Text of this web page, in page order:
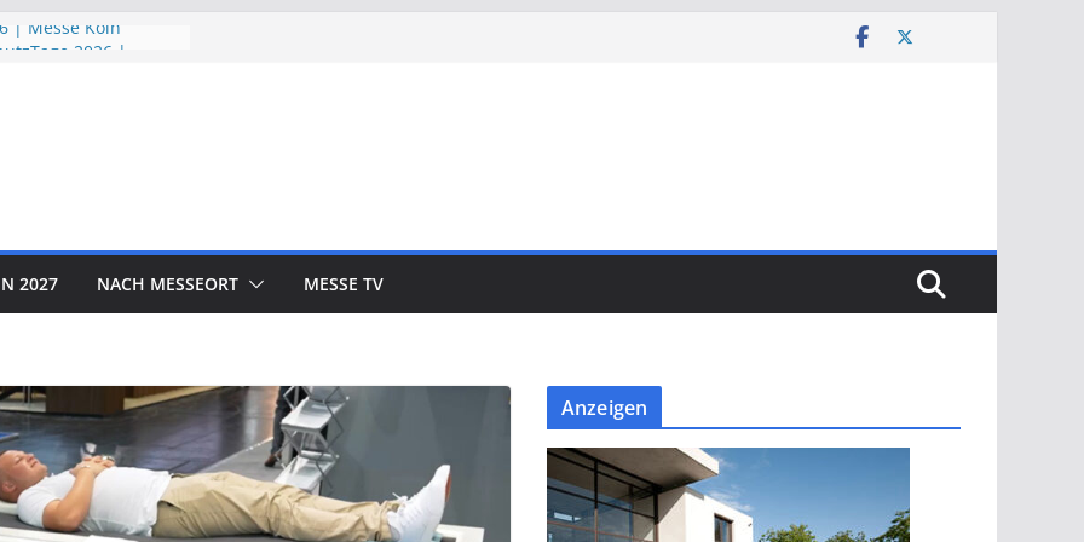
| Messe Köln
| Messe München
EXPO 2026 | Messe
SHOW 2026 | Messe
2027 NACH MESSEORT MESSE TV
Anzeigen